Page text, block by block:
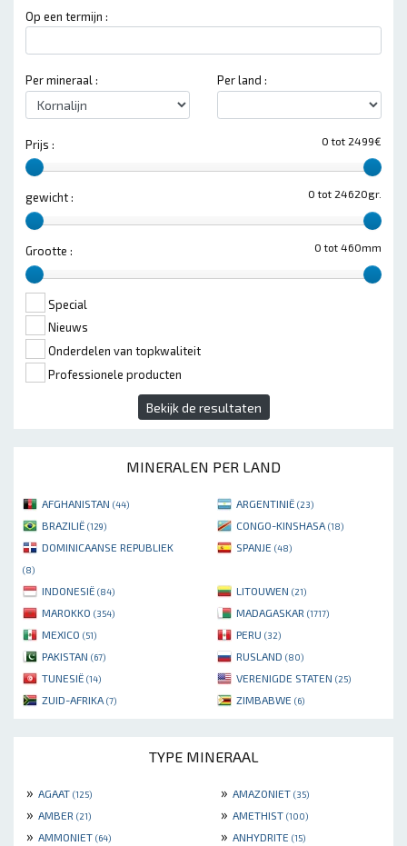
Op een termijn :
Per mineraal : Per land :
0 tot 2499€
Prijs :
0 tot 24620gr.
gewicht :
0 tot 460mm
Grootte :
Special
Nieuws
Onderdelen van topkwaliteit
Professionele producten
Bekijk de resultaten
MINERALEN PER LAND
AFGHANISTAN (44) ARGENTINIË (23)
BRAZILIË (129) CONGO-KINSHASA (18)
DOMINICAANSE REPUBLIEK
(8)
SPANJE (48)
INDONESIË (84) LITOUWEN (21)
MAROKKO (354) MADAGASKAR (1717)
MEXICO (51) PERU (32)
PAKISTAN (67) RUSLAND (80)
TUNESIË (14) VERENIGDE STATEN (25)
ZUID-AFRIKA (7) ZIMBABWE (6)
TYPE MINERAAL
» AGAAT (125) » AMAZONIET (35)
» AMBER (21) » AMETHIST (100)
» AMMONIET (64) » ANHYDRITE (15)